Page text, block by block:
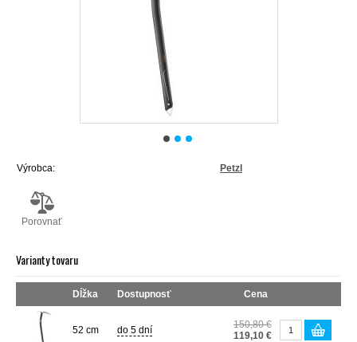
Výrobca: Petzl
Porovnať
Varianty tovaru
Dĺžka Dostupnosť Cena
52 cm do 5 dní
150,80 €
119,10 €